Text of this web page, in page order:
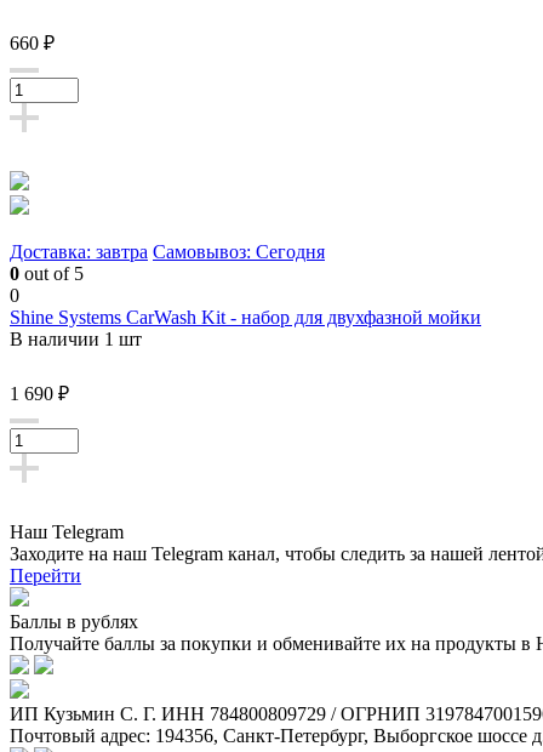
660 ₽
Доставка: завтра Самовывоз: Сегодня
0 out of 5
0
Shine Systems CarWash Kit - набор для двухфазной мойки
В наличии 1 шт
1 690 ₽
Наш Telegram
Заходите на наш Telegram канал, чтобы следить за нашей
Перейти
Баллы в рублях
Получайте баллы за покупки и обменивайте их на продукты в
ИП Кузьмин C. Г. ИНН 784800809729 / ОГРНИП
Почтовый адрес: 194356, Санкт-Петербург, Выборгское шоссе